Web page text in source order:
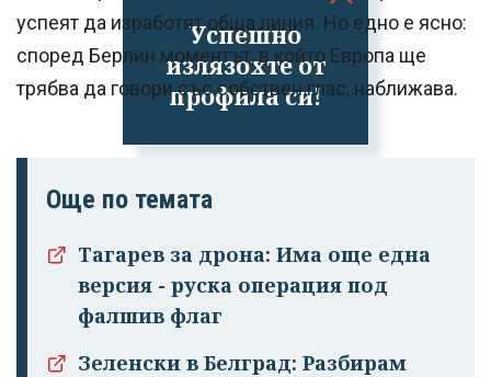
Успешно
излязохте от
профила си!
успеят да изработят обща линия. Но едно е ясно:
според Берлин моментът, в който Европа ще
трябва да говори със собствен глас, наближава.
Още по темата
Тагарев за дрона: Има още една
версия - руска операция под
фалшив флаг
Зеленски в Белград: Разбирам